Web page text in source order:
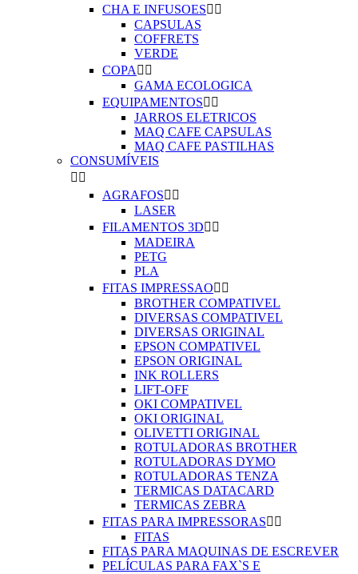
CHA E INFUSOES 
CAPSULAS
COFFRETS
VERDE
COPA  
GAMA ECOLOGICA
EQUIPAMENTOS 
JARROS ELETRICOS
MAQ CAFE CAPSULAS
MAQ CAFE PASTILHAS
CONSUMÍVEIS
 
AGRAFOS 
LASER
FILAMENTOS 3D 
MADEIRA
PETG
PLA
FITAS IMPRESSAO 
BROTHER COMPATIVEL
DIVERSAS COMPATIVEL
DIVERSAS ORIGINAL
EPSON COMPATIVEL
EPSON ORIGINAL
INK ROLLERS
LIFT-OFF
OKI COMPATIVEL
OKI ORIGINAL
OLIVETTI ORIGINAL
ROTULADORAS BROTHER
ROTULADORAS DYMO
ROTULADORAS TENZA
TERMICAS DATACARD
TERMICAS ZEBRA
FITAS PARA IMPRESSORAS 
FITAS
FITAS PARA MAQUINAS DE ESCREVER
PELÍCULAS PARA FAX`S E